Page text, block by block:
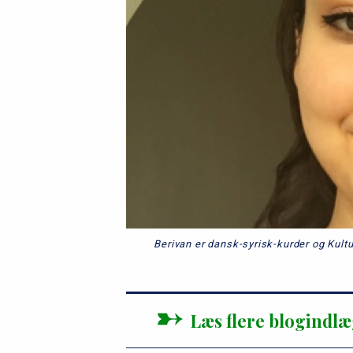
Berivan er dansk-syrisk-kurder og
Læs flere